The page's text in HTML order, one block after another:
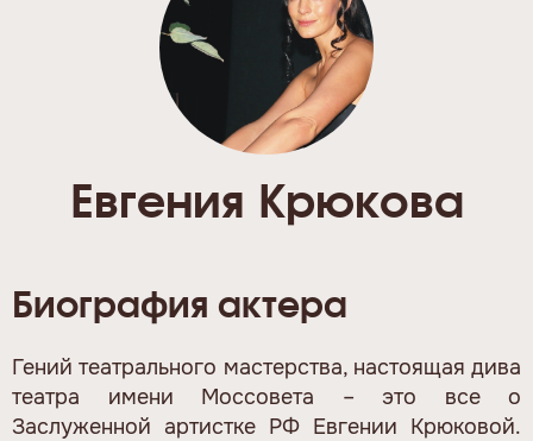
Евгения Крюкова
Биография актера
Гений театрального мастерства, настоящая дива
театра имени Моссовета – это все о
Заслуженной артистке РФ Евгении Крюковой.